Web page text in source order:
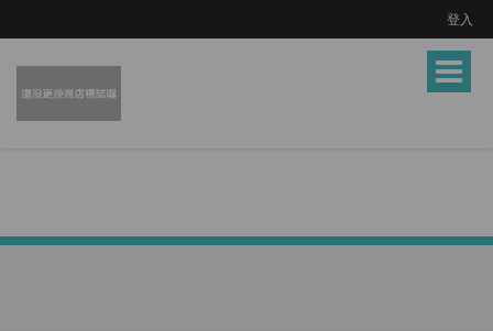
登入
Toggle